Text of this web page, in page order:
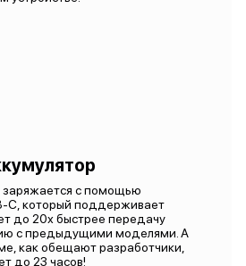
заряжается с помощью
C, который поддерживает
до 20х быстрее передачу
с предыдущими моделями. А
как обещают разработчики,
до 23 часов!